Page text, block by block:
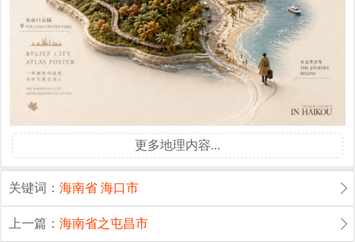
更多地理内容...
关键词：海南省 海口市
上一篇：海南省之屯昌市